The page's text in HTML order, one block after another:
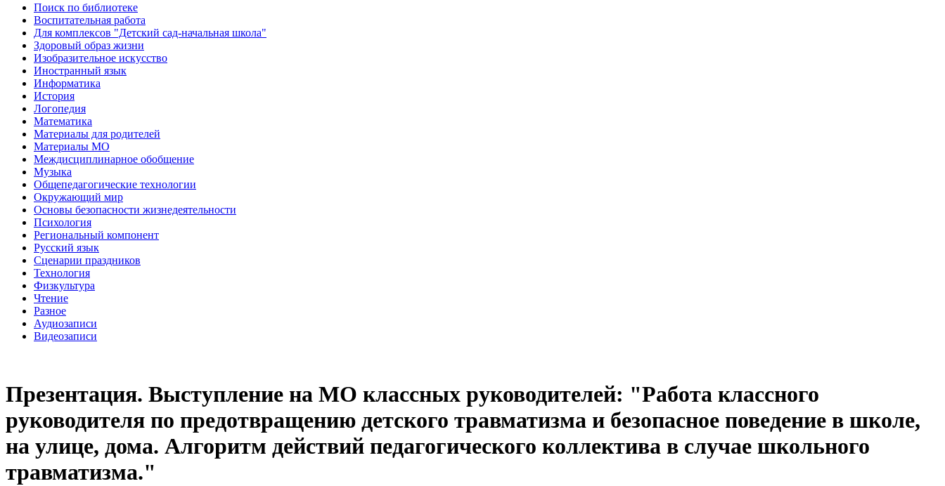
Поиск по библиотеке
Воспитательная работа
Для комплексов "Детский сад-начальная школа"
Здоровый образ жизни
Изобразительное искусство
Иностранный язык
Информатика
История
Логопедия
Математика
Материалы для родителей
Материалы МО
Междисциплинарное обобщение
Музыка
Общепедагогические технологии
Окружающий мир
Основы безопасности жизнедеятельности
Психология
Региональный компонент
Русский язык
Сценарии праздников
Технология
Физкультура
Чтение
Разное
Аудиозаписи
Видеозаписи
Презентация. Выступление на МО классных руководителей: "Работа классного
руководителя по предотвращению детского травматизма и безопасное поведение в школе,
на улице, дома. Алгоритм действий педагогического коллектива в случае школьного
травматизма."